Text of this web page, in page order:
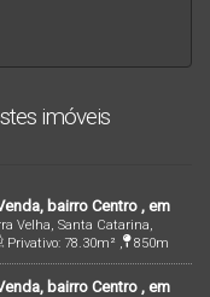
imóveis
bairro Centro , em
Velha, Santa Catarina,
Privativo: 78.30m² ,
850m
bairro Centro , em